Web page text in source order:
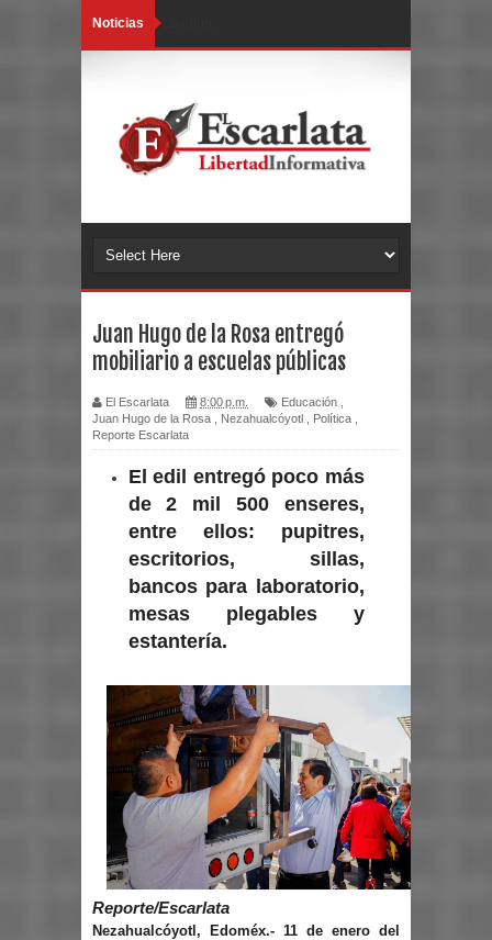
Noticias
Juan Hugo de la Rosa entregó
mobiliario a escuelas públicas
El Escarlata 8:00 p.m. Educación
Juan Hugo de la Rosa
Nezahualcóyotl Política
Reporte Escarlata
El edil entregó poco más
de 2 mil 500 enseres,
entre ellos: pupitres,
escritorios, sillas,
bancos para laboratorio,
mesas plegables y
estantería.
Reporte/Escarlata
Nezahualcóyotl, Edoméx.- 11 de enero del